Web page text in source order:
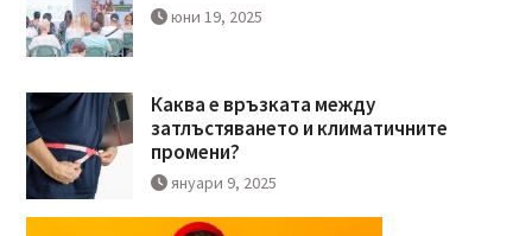
юни 19, 2025
Каква е връзката между
затлъстяването и климатичните
промени?
януари 9, 2025